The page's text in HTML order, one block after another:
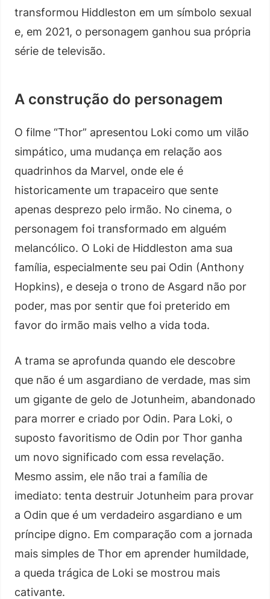
transformou Hiddleston em um símbolo sexual
e, em 2021, o personagem ganhou sua própria
série de televisão.
A construção do personagem
O filme “Thor” apresentou Loki como um vilão
simpático, uma mudança em relação aos
quadrinhos da Marvel, onde ele é
historicamente um trapaceiro que sente
apenas desprezo pelo irmão. No cinema, o
personagem foi transformado em alguém
melancólico. O Loki de Hiddleston ama sua
família, especialmente seu pai Odin (Anthony
Hopkins), e deseja o trono de Asgard não por
poder, mas por sentir que foi preterido em
favor do irmão mais velho a vida toda.
A trama se aprofunda quando ele descobre
que não é um asgardiano de verdade, mas sim
um gigante de gelo de Jotunheim, abandonado
para morrer e criado por Odin. Para Loki, o
suposto favoritismo de Odin por Thor ganha
um novo significado com essa revelação.
Mesmo assim, ele não trai a família de
imediato: tenta destruir Jotunheim para provar
a Odin que é um verdadeiro asgardiano e um
príncipe digno. Em comparação com a jornada
mais simples de Thor em aprender humildade,
a queda trágica de Loki se mostrou mais
cativante.